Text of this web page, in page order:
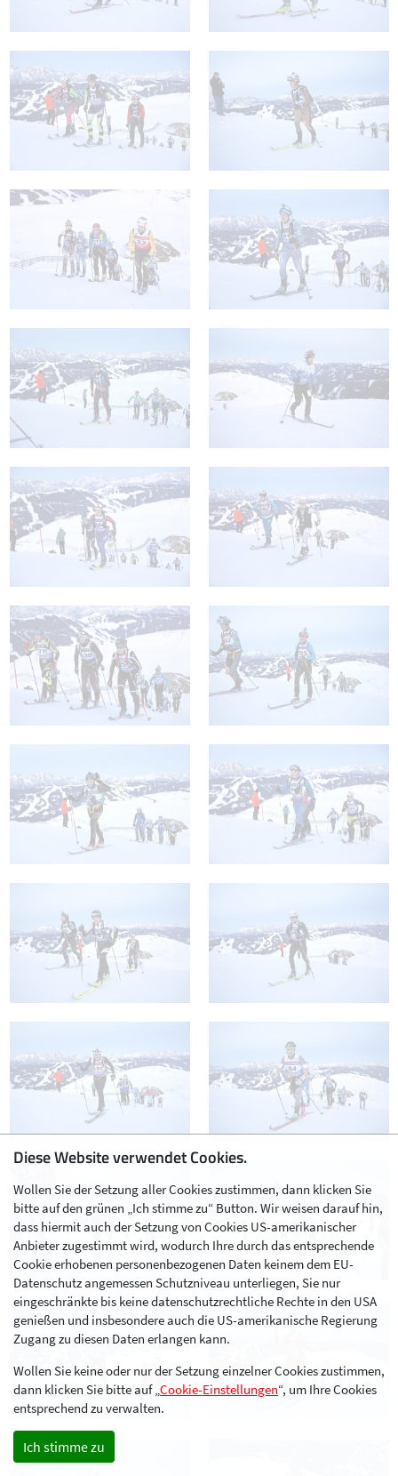
Diese Website verwendet Cookies.
Wollen Sie der Setzung aller Cookies zustimmen, dann klicken Sie
bitte auf den grünen „Ich stimme zu“ Button. Wir weisen darauf hin,
dass hiermit auch der Setzung von Cookies US-amerikanischer
Anbieter zugestimmt wird, wodurch Ihre durch das entsprechende
Cookie erhobenen personenbezogenen Daten keinem dem EU-
Datenschutz angemessen Schutzniveau unterliegen, Sie nur
eingeschränkte bis keine datenschutzrechtliche Rechte in den USA
genießen und insbesondere auch die US-amerikanische Regierung
Zugang zu diesen Daten erlangen kann.
Wollen Sie keine oder nur der Setzung einzelner Cookies zustimmen,
dann klicken Sie bitte auf „Cookie-Einstellungen“, um Ihre Cookies
entsprechend zu verwalten.
Ich stimme zu